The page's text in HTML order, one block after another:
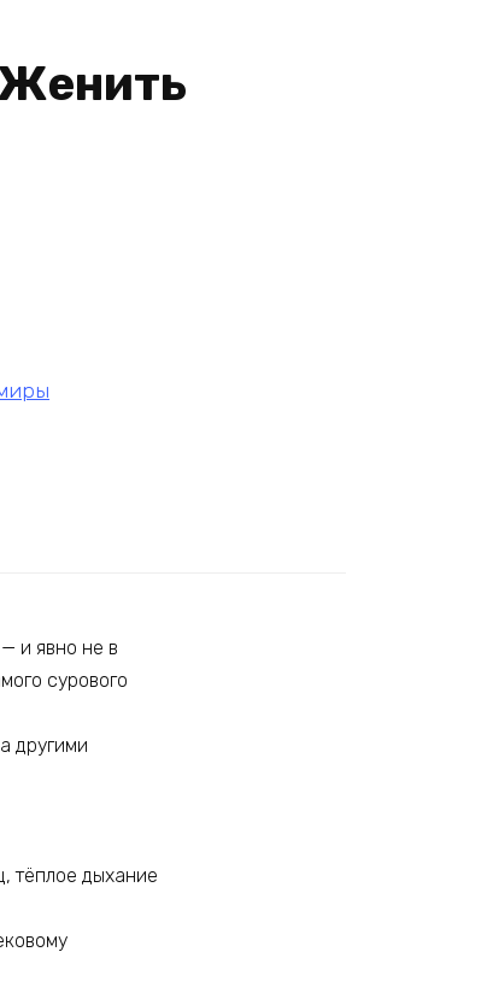
и явно не в
сурового
другими
тёплое дыхание